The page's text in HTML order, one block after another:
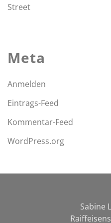
Street
Meta
Anmelden
Eintrags-Feed
Kommentar-Feed
WordPress.org
Sabine